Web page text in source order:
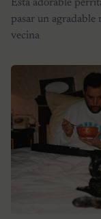
Esta adorable
pasar un agradable
vecina